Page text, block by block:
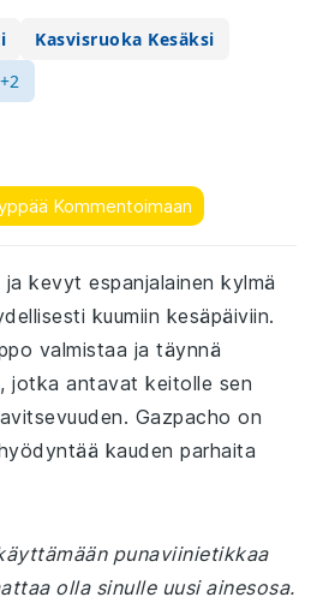
Kasvisruoka Kesäksi
+2
Kommentoimaan
kevyt espanjalainen kylmä
kuumiin kesäpäiviin.
valmistaa ja täynnä
jotka antavat keitolle sen
Gazpacho on
kauden parhaita
punaviinietikkaa
olla sinulle uusi ainesosa.